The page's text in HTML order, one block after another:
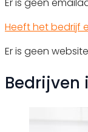
Heeft het bedrijf
Er is geen
Bedrijven